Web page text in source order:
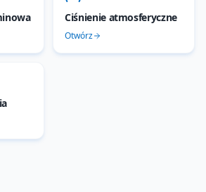
Ciśnienie atmosferyczne
Otwórz